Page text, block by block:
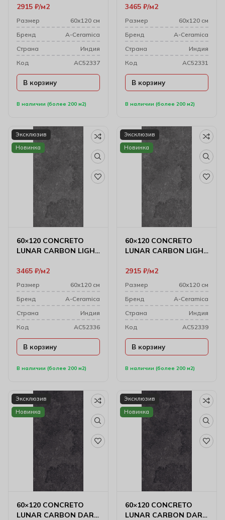
В наличии (более 200 м2)
2915 ₽ м2
Размер
60х120 см
Бренд
A-Ceramica
Cтрана
Индия
Код
AC52337
В корзину
В наличии (более 200 м2)
3465 ₽ м2
Размер
60х120 см
Бренд
A-Ceramica
Cтрана
Индия
Код
AC52331
В корзину
Эксклюзив
Новинка
60×120 CONCRETO
LUNAR CARBON LIGHT
В наличии (более 200 м2)
3465 ₽ м2
Размер
60х120 см
Бренд
A-Ceramica
Cтрана
Индия
Код
AC52336
В корзину
Эксклюзив
Новинка
60×120 CONCRETO
LUNAR CARBON LIGHT
В наличии (более 200 м2)
2915 ₽ м2
Размер
60х120 см
Бренд
A-Ceramica
Cтрана
Индия
Код
AC52339
В корзину
Эксклюзив
Новинка
60×120 CONCRETO
LUNAR CARBON DARK
Эксклюзив
Новинка
60×120 CONCRETO
LUNAR CARBON DARK